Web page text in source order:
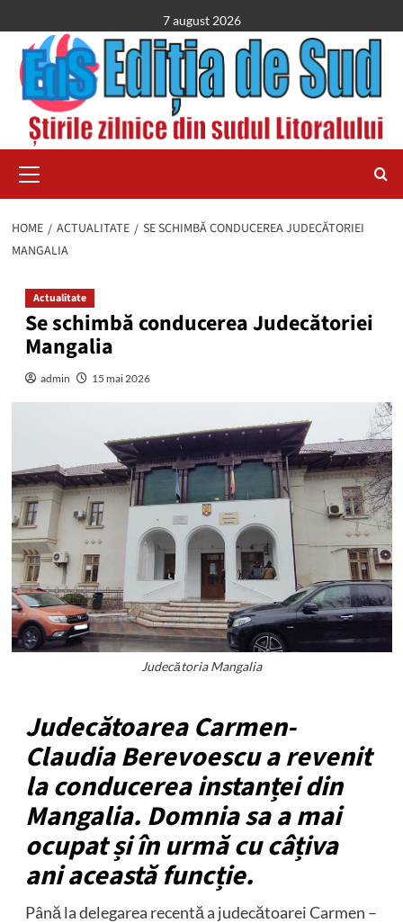
to
content
7 august 2026
Menu
HOME ACTUALITATE
SE SCHIMBĂ CONDUCEREA JUDECĂTORIEI
MANGALIA
Actualitate
Se schimbă conducerea Judecătoriei
Mangalia
admin 15 mai 2026
Judecătoria Mangalia
Judecătoarea Carmen-
Claudia Berevoescu a revenit
la conducerea instanței din
Mangalia. Domnia sa a mai
ocupat și în urmă cu câțiva
ani această funcție.
Până la delegarea recentă a judecătoarei Carmen –